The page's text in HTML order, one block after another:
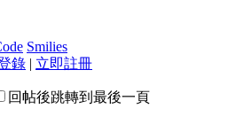
Smilies
錄 | 立即註冊
回帖後跳轉到最後一頁